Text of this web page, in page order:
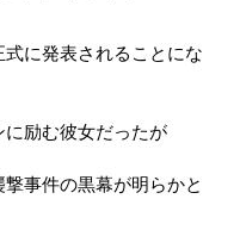
に発表されることにな
励む彼女だったが
事件の黒幕が明らかと